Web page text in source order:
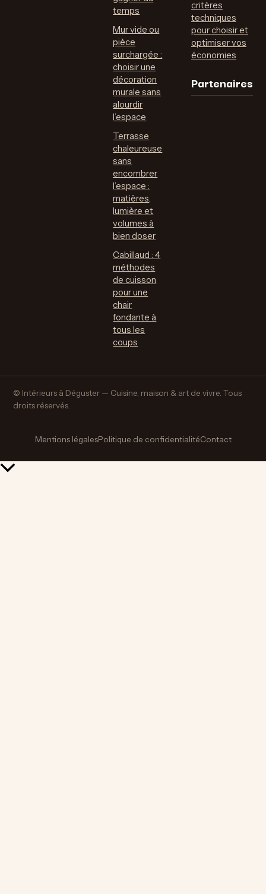
temps
Mur vide ou
pièce
surchargée :
choisir une
décoration
murale sans
alourdir
l’espace
Terrasse
chaleureuse
sans
encombrer
l’espace :
matières,
lumière et
volumes à
bien doser
Cabillaud : 4
méthodes
de cuisson
pour une
chair
fondante à
tous les
coups
critères
techniques
pour choisir et
optimiser vos
économies
Partenaires
© Intérieurs à Déguster — Cuisine, maison & art de vivre. Tous
droits réservés.
Mentions légalesPolitique de confidentialitéContact